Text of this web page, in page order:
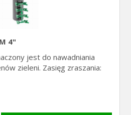
4"
jest do nawadniania
zieleni. Zasięg zraszania: